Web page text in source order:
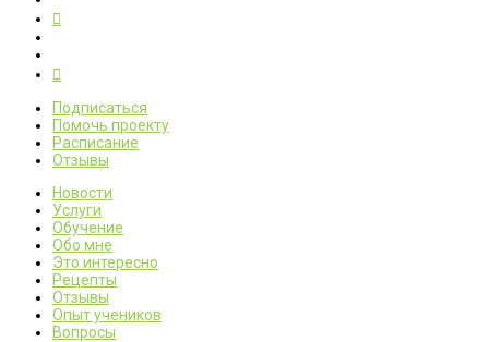
Подписаться
Помочь проекту
Расписание
Отзывы
Новости
Услуги
Обучение
Обо мне
Это интересно
Рецепты
Отзывы
Опыт учеников
Вопросы